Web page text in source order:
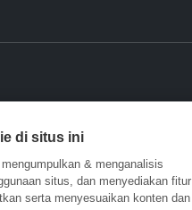
di situs ini
& menganalisis
situs, dan menyediakan fitur
serta menyesuaikan konten dan